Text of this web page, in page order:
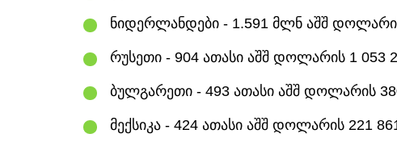
ნიდერლანდები - 1.591 მლნ აშშ
რუსეთი - 904 ათასი აშშ დოლარის 1 053
ბულგარეთი - 493 ათასი აშშ დოლარის
მექსიკა - 424 ათასი აშშ დოლარის 221